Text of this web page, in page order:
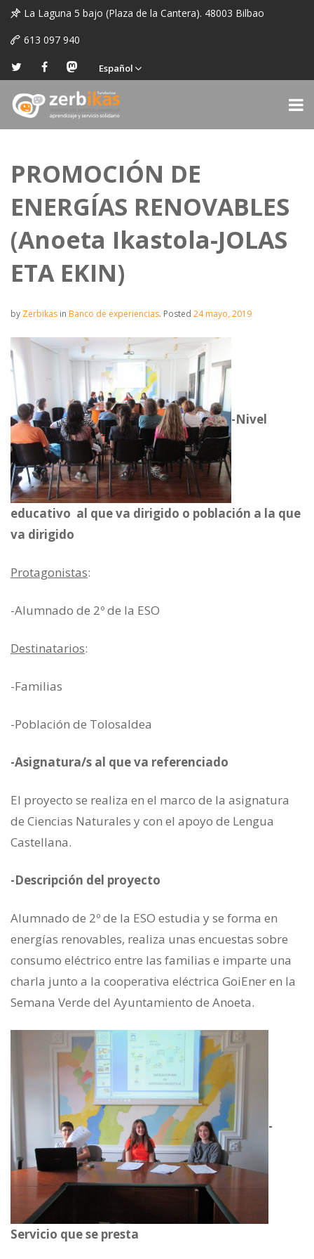
La Laguna 5 bajo (Plaza de la Cantera). 48003 Bilbao
613 097 940
Español
PROMOCIÓN DE
ENERGÍAS RENOVABLES
(Anoeta Ikastola-JOLAS
ETA EKIN)
by Zerbikas in Banco de experiencias. Posted 24 mayo, 2019
-Nivel
educativo al que va dirigido o población a la que
va dirigido
Protagonistas:
-Alumnado de 2º de la ESO
Destinatarios:
-Familias
-Población de Tolosaldea
-Asignatura/s al que va referenciado
El proyecto se realiza en el marco de la asignatura
de Ciencias Naturales y con el apoyo de Lengua
Castellana.
-Descripción del proyecto
Alumnado de 2º de la ESO estudia y se forma en
energías renovables, realiza unas encuestas sobre
consumo eléctrico entre las familias e imparte una
charla junto a la cooperativa eléctrica GoiEner en la
Semana Verde del Ayuntamiento de Anoeta.
-
Servicio que se presta